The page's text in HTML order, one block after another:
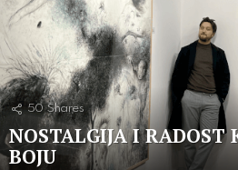
50 Shares
NOSTALGIJA I RADOST
BOJU